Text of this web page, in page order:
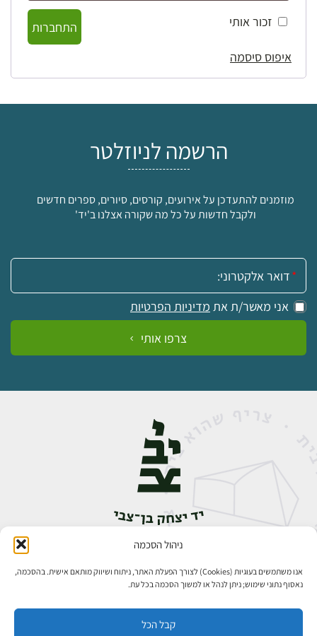
ניהול הסכמה
אנו משתמשים בעוגיות (Cookies) לצורך הפעלת האתר, ניתוח ושיווק מותאם אישית. בהסכמה,
נאסוף נתוני שימוש; ניתן לנהל או למשוך הסכמה בכל עת.
קבל הכל
זכור אותי
התחברות
איפוס סיסמה
הרשמה לניוזלטר
מוזמנים להתעדכן על אירועים, קורסים, סיורים, ספרים חדשים
ולקבל חדשות על כל מה שקורה אצלנו ב'יד'
אימייל:
אני מאשר/ת את מדיניות הפרטיות
צרפו אותי
אבן גבירול 14, רחביה, ירושלים